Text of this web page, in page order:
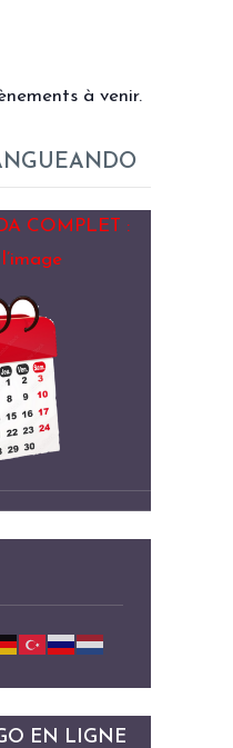
à venir.
COMPLET :
EN LIGNE